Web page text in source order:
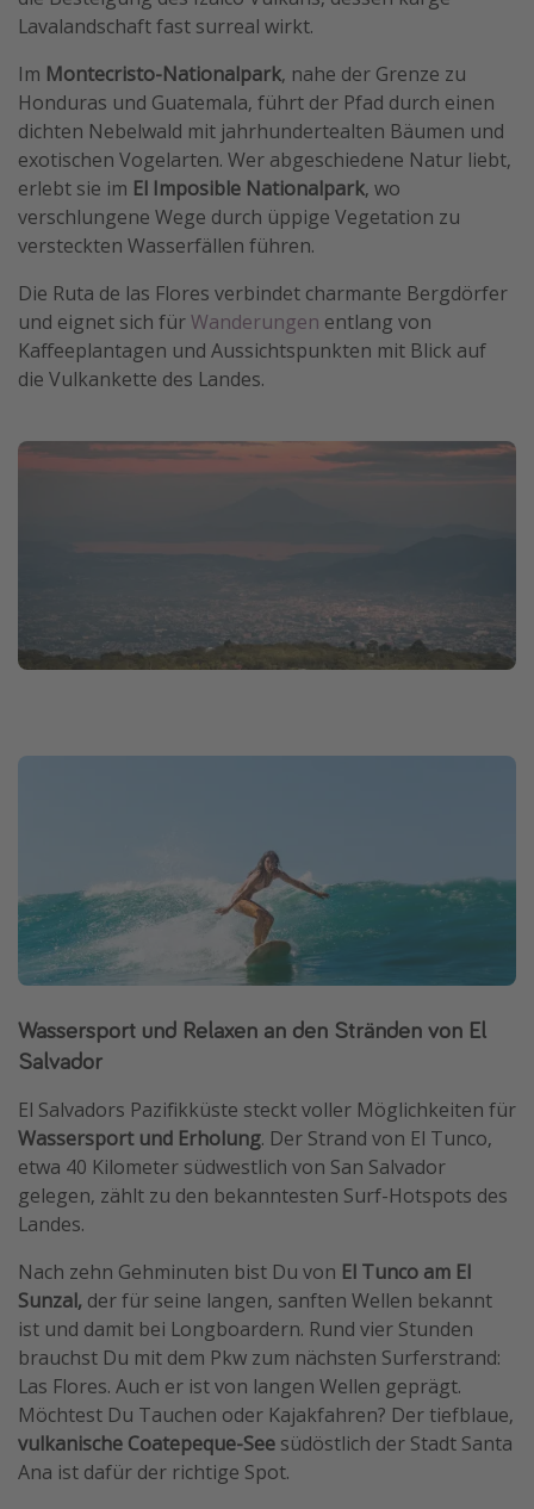
Lavalandschaft fast surreal wirkt.
Im Montecristo-Nationalpark, nahe der Grenze zu
Honduras und Guatemala, führt der Pfad durch einen
dichten Nebelwald mit jahrhundertealten Bäumen und
exotischen Vogelarten. Wer abgeschiedene Natur liebt,
erlebt sie im El Imposible Nationalpark, wo
verschlungene Wege durch üppige Vegetation zu
versteckten Wasserfällen führen.
Die Ruta de las Flores verbindet charmante Bergdörfer
und eignet sich fürWanderungen entlang von
Kaffeeplantagen und Aussichtspunkten mit Blick auf
die Vulkankette des Landes.
Wassersport und Relaxen an den Stränden von El
Salvador
El Salvadors Pazifikküste steckt voller Möglichkeiten für
Wassersport und Erholung. Der Strand von El Tunco,
etwa 40 Kilometer südwestlich von San Salvador
gelegen, zählt zu den bekanntesten Surf-Hotspots des
Landes.
Nach zehn Gehminuten bist Du von El Tunco am El
Sunzal, der für seine langen, sanften Wellen bekannt
ist und damit bei Longboardern. Rund vier Stunden
brauchst Du mit dem Pkw zum nächsten Surferstrand:
Las Flores. Auch er ist von langen Wellen geprägt.
Möchtest Du Tauchen oder Kajakfahren? Der tiefblaue,
vulkanische Coatepeque-See südöstlich der Stadt Santa
Ana ist dafür der richtige Spot.